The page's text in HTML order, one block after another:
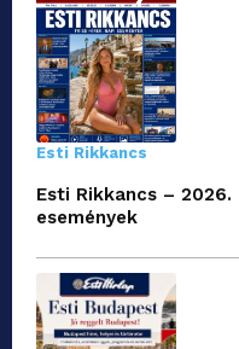
Esti Rikkancs
Esti Rikkancs –
események